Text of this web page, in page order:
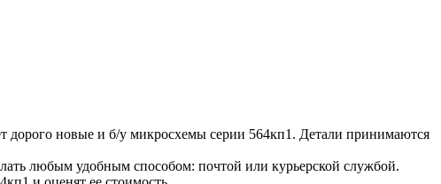
дорого новые и б/у микросхемы серии 564кп1. Детали принимаются
любым удобным способом: почтой или курьерской службой.